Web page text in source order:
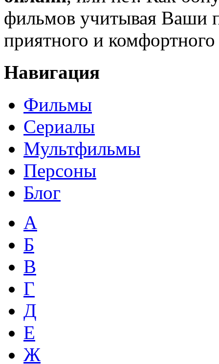
фильмов учитывая Ваши
приятного и
Навигация
Фильмы
Сериалы
Мультфильмы
Персоны
Блог
А
Б
В
Г
Д
Е
Ж